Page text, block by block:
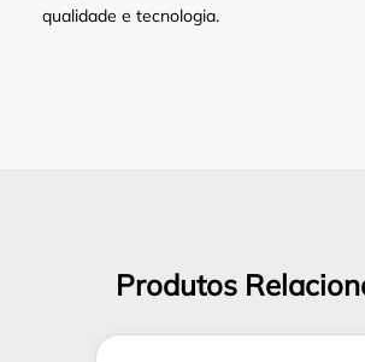
qualidade e tecnologia.
Produtos